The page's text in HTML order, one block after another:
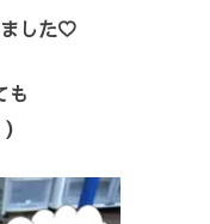
ました♡
も